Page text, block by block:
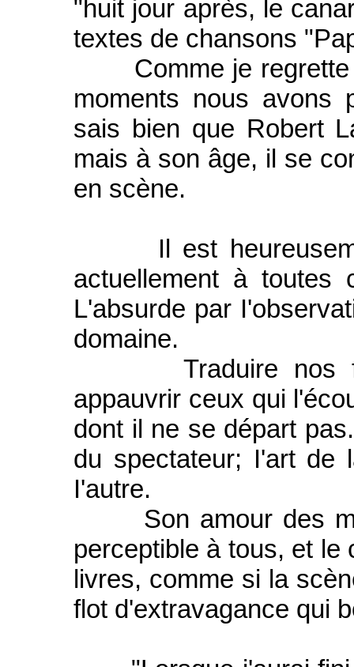
"huit jour après, le
textes de chansons
Comme je regrette
moments nous avons
sais bien que Robert
mais à son âge, il se
en scène.
Il est
actuellement à toutes
L'absurde par
domaine.
Traduire nos
appauvrir ceux qui
dont il ne se départ
du spectateur; I'art de
I'autre.
Son amour des
perceptible à tous, et le
livres, comme si la
flot d'extravagance qui